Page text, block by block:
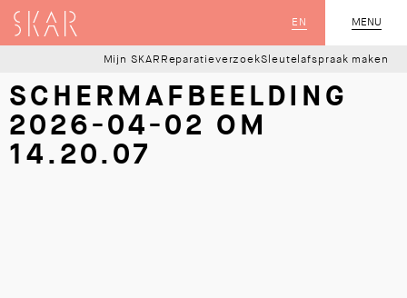
MENU
SLUIT
EN
SKAR
Mijn SKAR ReparatieverzoekSleutelafspraak maken
SCHERM­AFBEELDING
2026-04-02 OM
14.20.07